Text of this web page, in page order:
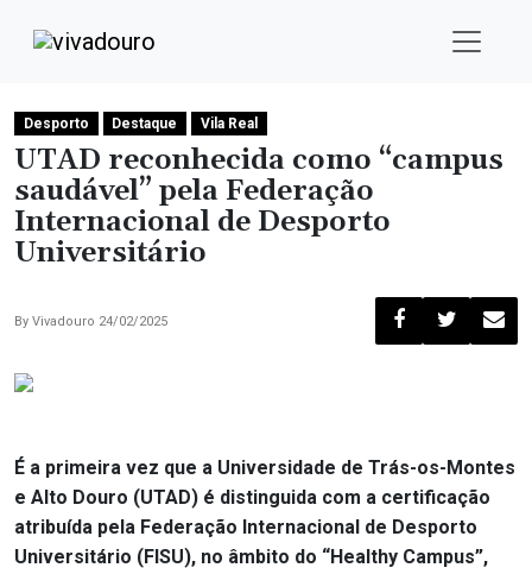
Desporto Destaque Vila Real
UTAD reconhecida como “campus
saudável” pela Federação
Internacional de Desporto
Universitário
By Vivadouro 24/02/2025
É a primeira vez que a Universidade de Trás-os-Montes
e Alto Douro (UTAD) é distinguida com a certificação
atribuída pela Federação Internacional de Desporto
Universitário (FISU), no âmbito do “Healthy Campus”,